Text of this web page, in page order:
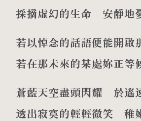
採摘虛幻的生命 安靜地
若以悼念的話語便能開啟
若在那未來的某處妳正等
蒼藍天空盡頭閃耀 於遙
透出寂寞的輕輕微笑 稚